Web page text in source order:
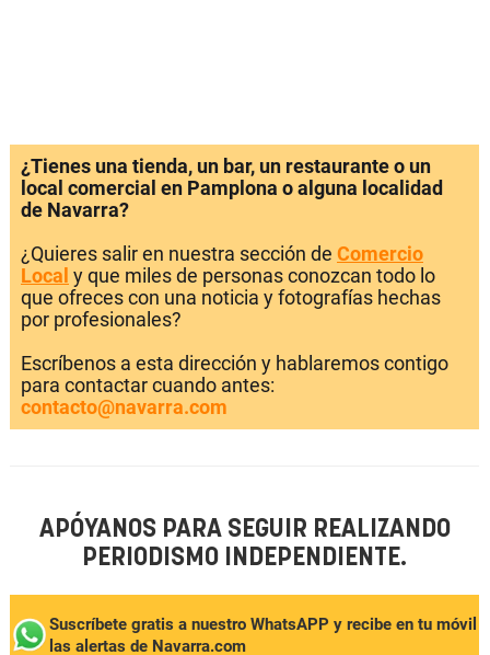
¿Tienes una tienda, un bar, un restaurante o un
local comercial en Pamplona o alguna localidad
de Navarra?
¿Quieres salir en nuestra sección de Comercio
Local y que miles de personas conozcan todo lo
que ofreces con una noticia y fotografías hechas
por profesionales?
Escríbenos a esta dirección y hablaremos contigo
para contactar cuando antes:
contacto@navarra.com
APÓYANOS PARA SEGUIR REALIZANDO
PERIODISMO INDEPENDIENTE.
Suscríbete gratis a nuestro WhatsAPP y recibe en tu móvil
las alertas de Navarra.com